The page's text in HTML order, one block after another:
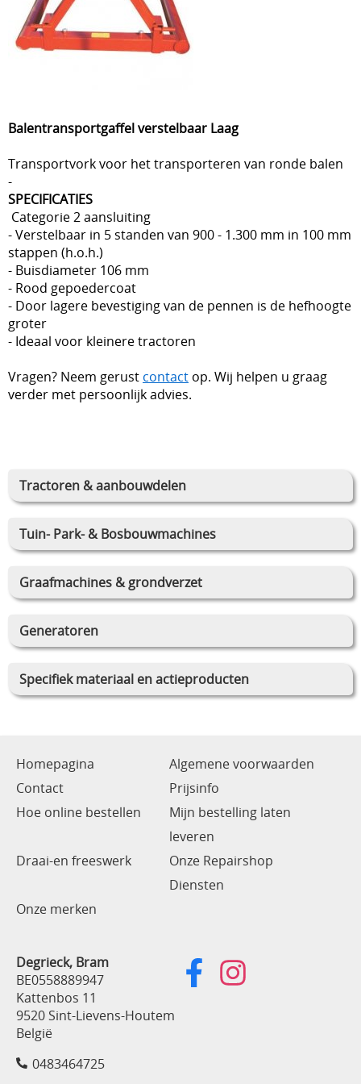
Tractoren & aanbouwdelen
Tuin- Park- & Bosbouwmachines
Graafmachines & grondverzet
Generatoren
Specifiek materiaal en actieproducten
Balentransportgaffel verstelbaar Laag
Transportvork voor het transporteren van ronde balen
-
SPECIFICATIES
Categorie 2 aansluiting
- Verstelbaar in 5 standen van 900 - 1.300 mm in 100 mm
stappen (h.o.h.)
- Buisdiameter 106 mm
- Rood gepoedercoat
- Door lagere bevestiging van de pennen is de hefhoogte
groter
- Ideaal voor kleinere tractoren
Vragen? Neem gerust contact op. Wij helpen u graag
verder met persoonlijk advies.
Homepagina
Algemene voorwaarden
Contact
Prijsinfo
Hoe online bestellen
Mijn bestelling laten
leveren
Draai-en freeswerk
Onze Repairshop
Diensten
Onze merken
Degrieck, Bram
BE0558889947
Kattenbos 11
9520 Sint-Lievens-Houtem
België
0483464725